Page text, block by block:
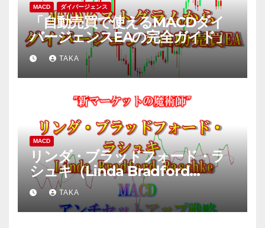
MACD ダイバージェンス
「自動売買で使えるMACDダイ
バージェンスEAの完全ガイド」
TAKA
MACD
リンダ・ブラッドフォード・ラ
シュキ（Linda Bradford
Raschke）氏のMACD手法を検
証してみた
TAKA